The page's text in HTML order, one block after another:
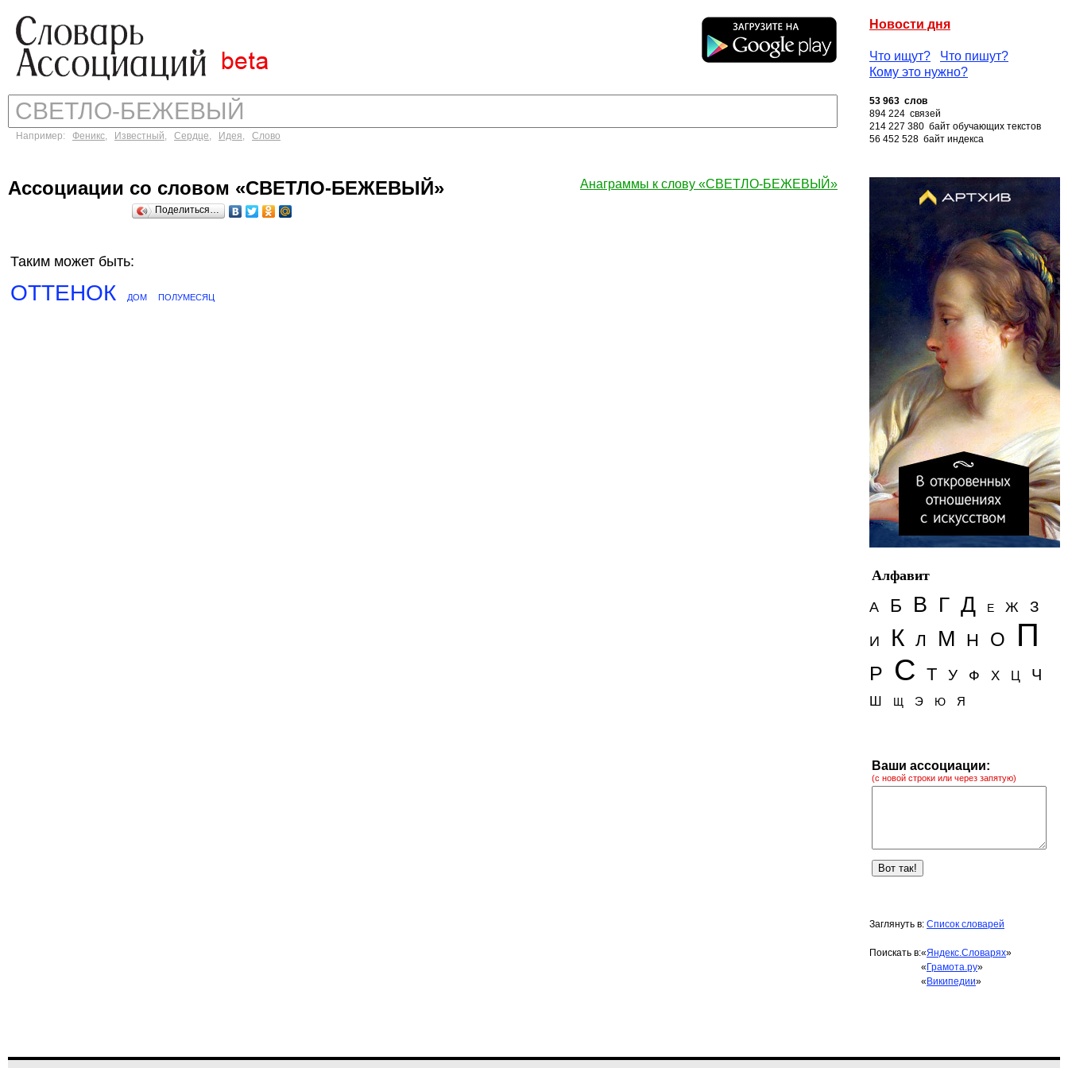
Новости дня
Что ищут?
Что пишут?
Кому это нужно?
Например: Феникс, Известный, Сердце, Идея, Слово
53 963 слов
894 224 связей
214 227 380 байт обучающих текстов
56 452 528 байт индекса
Анаграммы к слову «СВЕТЛО-БЕЖЕВЫЙ»
Ассоциации со словом «СВЕТЛО-БЕЖЕВЫЙ»
Поделиться…
Таким может быть:
ОТТЕНОК ДОМ ПОЛУМЕСЯЦ
Алфавит
А
Б В Г Д Е Ж З
И К Л М Н О П
Р С Т У Ф Х Ц Ч
Ш Щ Э Ю Я
Ваши ассоциации:
(с новой строки или через запятую)
Заглянуть в: Список словарей
Поискать в:«Яндекс.Словарях»
« Грамота.ру»
« Википедии»